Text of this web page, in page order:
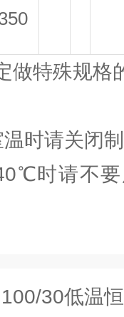
做特殊规格
时请关闭
时请不
30低温恒温